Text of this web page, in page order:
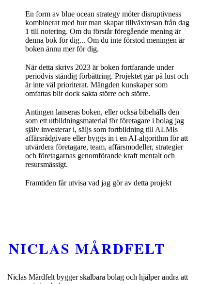
En form av blue ocean strategy möter disruptivness
kombinerat med hur man skapar tillväxtresan från dag
1 till notering. Om du förstår föregående mening är
denna bok för dig... Om du inte förstod meningen är
boken ännu mer för dig.
När detta skrivs 2023 är boken fortfarande under
periodvis ständig förbättring. Projektet går på lust och
är inte väl prioriterat. Mängden kunskaper som
omfattas blir dock sakta större och större.
Antingen lanseras boken, eller också bibehålls den
som ett utbildningsmaterial för företagare i bolag jag
själv investerar i, säljs som fortbildning till ALMIs
affärsrådgivare eller byggs in i en AI-algorithm för att
utvärdera företagare, team, affärsmodeller, strategier
och företagarnas genomförande kraft mentalt och
resursmässigt.
Framtiden får utvisa vad jag gör av detta projekt
NICLAS MÅRDFELT
Niclas Mårdfelt bygger skalbara bolag och hjälper andra att